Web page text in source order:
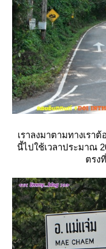
เราลงมาตามทางเรา
นี้ไปใช้เวลาประมาณ
ตรง